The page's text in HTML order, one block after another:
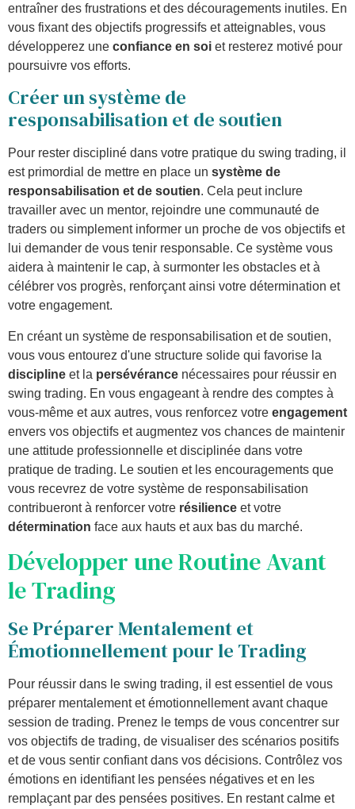
entraîner des frustrations et des découragements inutiles. En
vous fixant des objectifs progressifs et atteignables, vous
développerez une confiance en soi et resterez motivé pour
poursuivre vos efforts.
Créer un système de
responsabilisation et de soutien
Pour rester discipliné dans votre pratique du swing trading, il
est primordial de mettre en place un système de
responsabilisation et de soutien. Cela peut inclure
travailler avec un mentor, rejoindre une communauté de
traders ou simplement informer un proche de vos objectifs et
lui demander de vous tenir responsable. Ce système vous
aidera à maintenir le cap, à surmonter les obstacles et à
célébrer vos progrès, renforçant ainsi votre détermination et
votre engagement.
En créant un système de responsabilisation et de soutien,
vous vous entourez d'une structure solide qui favorise la
discipline et la persévérance nécessaires pour réussir en
swing trading. En vous engageant à rendre des comptes à
vous-même et aux autres, vous renforcez votre engagement
envers vos objectifs et augmentez vos chances de maintenir
une attitude professionnelle et disciplinée dans votre
pratique de trading. Le soutien et les encouragements que
vous recevrez de votre système de responsabilisation
contribueront à renforcer votre résilience et votre
détermination face aux hauts et aux bas du marché.
Développer une Routine Avant
le Trading
Se Préparer Mentalement et
Émotionnellement pour le Trading
Pour réussir dans le swing trading, il est essentiel de vous
préparer mentalement et émotionnellement avant chaque
session de trading. Prenez le temps de vous concentrer sur
vos objectifs de trading, de visualiser des scénarios positifs
et de vous sentir confiant dans vos décisions. Contrôlez vos
émotions en identifiant les pensées négatives et en les
remplaçant par des pensées positives. En restant calme et